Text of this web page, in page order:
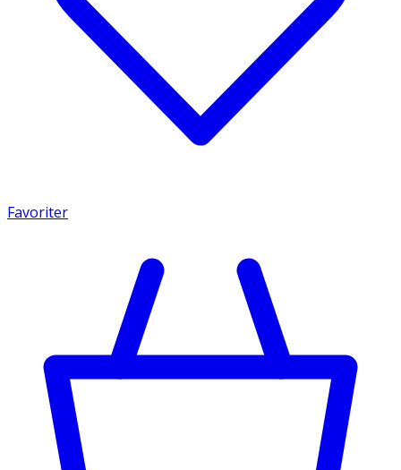
Favoriter